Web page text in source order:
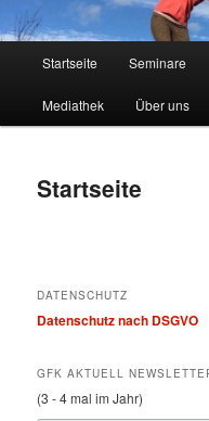
Startseite Seminare
Mediathek Über uns
Startseite
DATENSCHUTZ
Datenschutz nach DSGVO
GFK AKTUELL
(3 - 4 mal im Jahr)